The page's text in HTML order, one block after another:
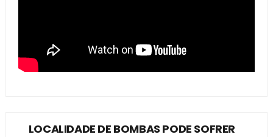
LOCALIDADE DE BOMBAS PODE SOFRER